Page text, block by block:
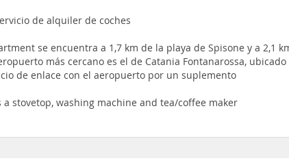
de alquiler de coches
se encuentra a 1,7 km de la playa de Spisone y a 2,1
más cercano es el de Catania Fontanarossa, ubicado
de enlace con el aeropuerto por un suplemento
stovetop, washing machine and tea/coffee maker